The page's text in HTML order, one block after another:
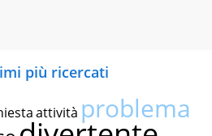
più ricercati
attività problema